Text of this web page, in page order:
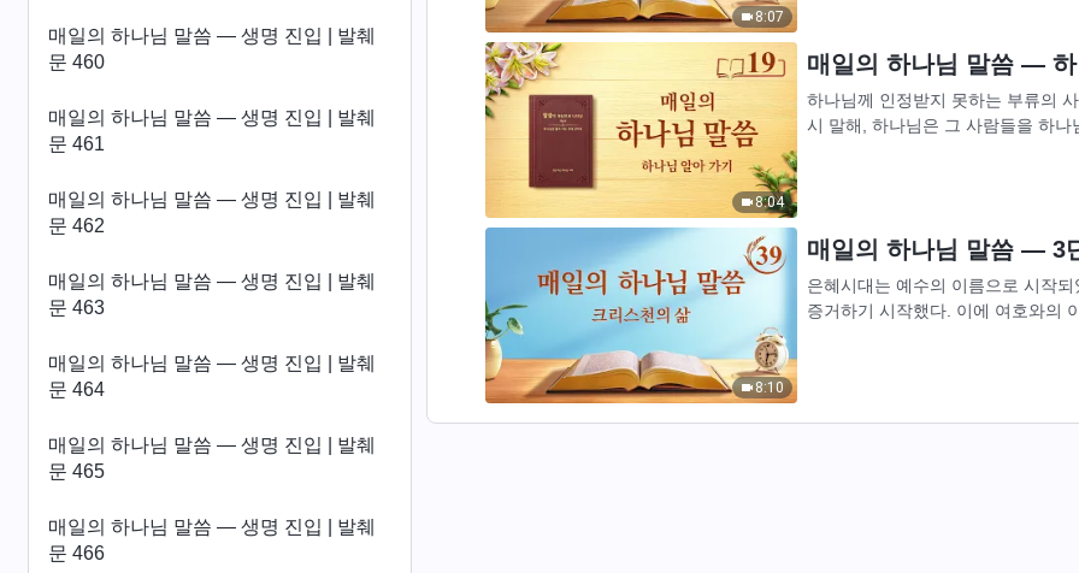
매일의 하나님 말씀 ― 생명 진입 | 발췌
문 460
매일의 하나님 말씀 ― 생명 진입 | 발췌
문 461
매일의 하나님 말씀 ― 생명 진입 | 발췌
문 462
매일의 하나님 말씀 ― 생명 진입 | 발췌
문 463
매일의 하나님 말씀 ― 생명 진입 | 발췌
문 464
매일의 하나님 말씀 ― 생명 진입 | 발췌
문 465
매일의 하나님 말씀 ― 생명 진입 | 발췌
문 466
8:07
8:04
매일의 하나님 말씀 ―
하나님께 인정받지 못하는 부류의
시 말해, 하나님은 그 사람들을 하
8:10
매일의 하나님 말씀 ― 3
은혜시대는 예수의 이름으로 시작
증거하기 시작했다. 이에 여호와의